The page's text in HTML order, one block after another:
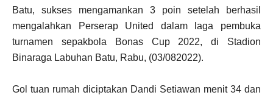
Batu, sukses mengamankan 3 poin setelah berhasil
mengalahkan Perserap United dalam laga pembuka
turnamen sepakbola Bonas Cup 2022, di Stadion
Binaraga Labuhan Batu, Rabu, (03/082022).
Gol tuan rumah diciptakan Dandi Setiawan menit 34 dan